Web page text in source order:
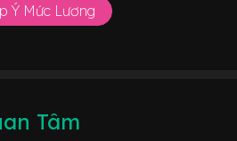
Ý Mức Lương
Tâm